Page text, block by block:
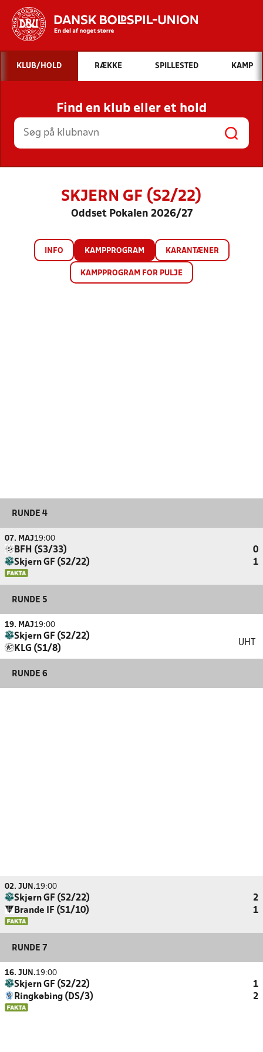
Hvad vil du søge efter?
INDHOLD OG NYHEDER
STILLINGER, RESULTATER, KLUBBER OG
HOLD
KLUB/HOLD RÆKKE SPILLESTED KAMP
Find en klub eller et hold
SKJERN GF (S2/22)
Oddset Pokalen 2026/27
INFO KAMPPROGRAM KARANTÆNER
KAMPPROGRAM FOR PULJE
RUNDE 4
07. MAJ19:00
BFH (S3/33)
0
Skjern GF (S2/22)
1
RUNDE 5
19. MAJ19:00
Skjern GF (S2/22)
KLG (S1/8)
UHT
RUNDE 6
02. JUN.19:00
Skjern GF (S2/22)
2
Brande IF (S1/10)
1
RUNDE 7
16. JUN.19:00
Skjern GF (S2/22)
1
Ringkøbing (DS/3)
2